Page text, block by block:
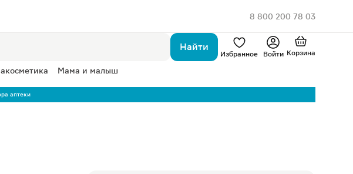
8 800 200 78 03
Найти
Избранное Войти Корзина
Мама и малыш
аптеки